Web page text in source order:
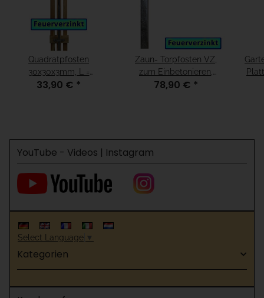
Quadratpfosten
30x30x3mm, L =
1000mm, feuerverzinkt
33,90 € *
Zaun- Torpfosten VZ,
zum Einbetonieren,
80x80x3mm, L = 1300mm
78,90 € *
YouTube - Videos | Instagram
Select Language ▼
Kategorien